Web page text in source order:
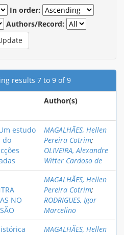
In order:
Authors/Record:
results 7 to 9 of 9
Author(s)
estudo
do
MAGALHÃES, Hellen
Pereira Cotrim;
OLIVEIRA, Alexandre
Witter Cardoso de
NO
MAGALHÃES, Hellen
Pereira Cotrim;
RODRIGUES, Igor
Marcelino
MAGALHÃES, Hellen